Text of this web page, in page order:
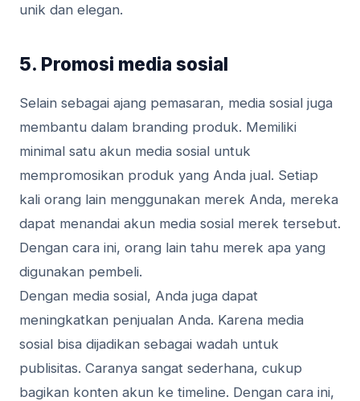
unik dan elegan.
5. Promosi media sosial
Selain sebagai ajang pemasaran, media sosial juga
membantu dalam branding produk. Memiliki
minimal satu akun media sosial untuk
mempromosikan produk yang Anda jual. Setiap
kali orang lain menggunakan merek Anda, mereka
dapat menandai akun media sosial merek tersebut.
Dengan cara ini, orang lain tahu merek apa yang
digunakan pembeli.
Dengan media sosial, Anda juga dapat
meningkatkan penjualan Anda. Karena media
sosial bisa dijadikan sebagai wadah untuk
publisitas. Caranya sangat sederhana, cukup
bagikan konten akun ke timeline. Dengan cara ini,